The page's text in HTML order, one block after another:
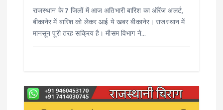
राजस्थान के 7 जिलों में आज अतिभारी बारिश का ऑरेंज अलर्ट,
बीकानेर में बारिश को लेकर आई ये खबर बीकानेर। राजस्थान में
मानसून पूरी तरह सक्रिय है। मौसम विभाग ने…